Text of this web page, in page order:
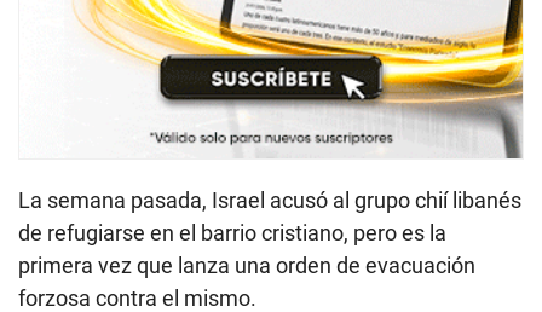
La semana pasada, Israel acusó al grupo chií libanés
de refugiarse en el barrio cristiano, pero es la
primera vez que lanza una orden de evacuación
forzosa contra el mismo.